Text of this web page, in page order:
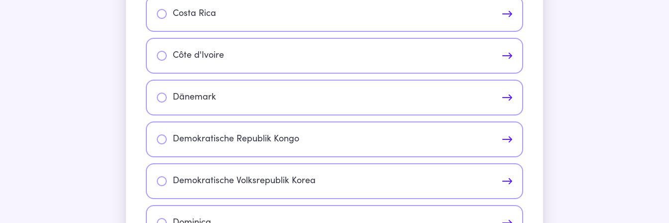
Costa Rica
Côte d'Ivoire
Dänemark
Demokratische Republik Kongo
Demokratische Volksrepublik Korea